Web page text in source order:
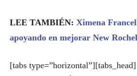
LEE TAMBIÉN: Ximena
apoyando en mejorar New
[tabs type=”horizontal”][tabs_head]